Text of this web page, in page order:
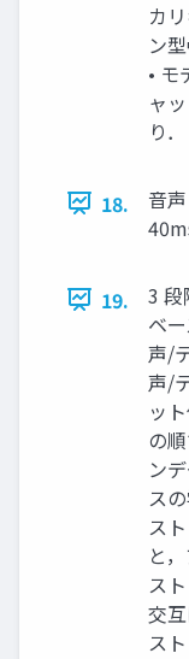
カ
ン
•
ャ
り
18.
音
19.
3
ベ
声/
声/
ッ
の
ン
ス
ス
と
ス
交
ス